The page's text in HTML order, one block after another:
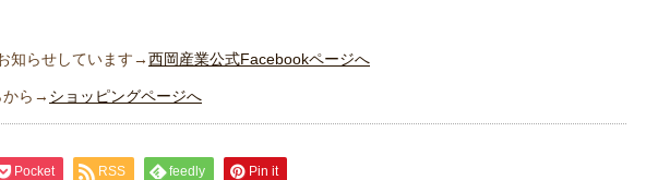
知らせしています→西岡産業公式Facebookページへ
から→ ショッピングページへ
Pocket RSS feedly Pin it